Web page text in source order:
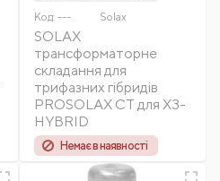
Код: --- Solax
SOLAX
трансформаторне
складання для
трифазних гібридів
PROSOLAX CT для X3-
HYBRID
Немає в наявності